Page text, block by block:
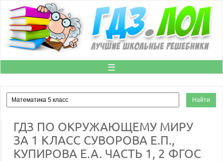
☰
ГДЗ ПО ОКРУЖАЮЩЕМУ МИРУ
ЗА 1 КЛАСС СУВОРОВА Е.П.,
КУПИРОВА Е.А. ЧАСТЬ 1, 2 ФГОС